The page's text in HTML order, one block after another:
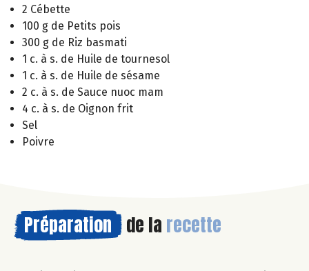
2 Cébette
100 g de Petits pois
300 g de Riz basmati
1 c. à s. de Huile de tournesol
1 c. à s. de Huile de sésame
2 c. à s. de Sauce nuoc mam
4 c. à s. de Oignon frit
Sel
Poivre
Préparation de la recette